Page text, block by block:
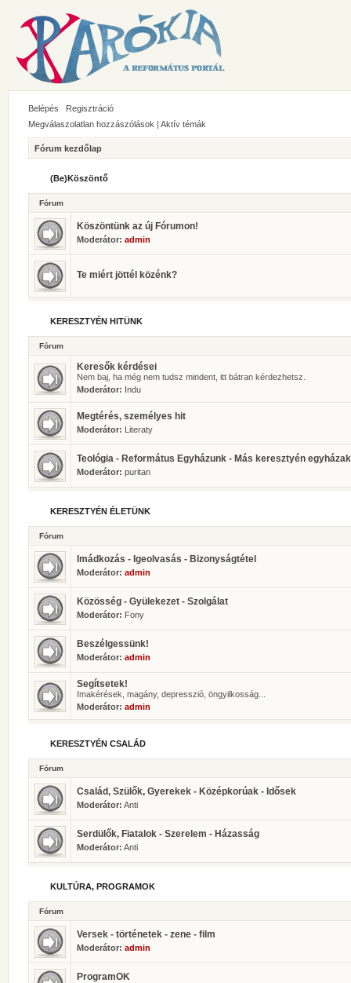
Belépés
Regisztráció
Megválaszolatlan hozzászólások | Aktív témák
Fórum kezdőlap
(Be)Köszöntő
Fórum
Köszöntünk az új Fórumon!
Moderátor: admin
Te miért jöttél közénk?
KERESZTYÉN HITÜNK
Fórum
Keresők kérdései
Nem baj, ha még nem tudsz mindent, itt bátran kérdezhetsz.
Moderátor: Indu
Megtérés, személyes hit
Moderátor: Literaty
Teológia - Református Egyházunk - Más keresztyén egyházak
Moderátor: puritan
KERESZTYÉN ÉLETÜNK
Fórum
Imádkozás - Igeolvasás - Bizonyságtétel
Moderátor: admin
Közösség - Gyülekezet - Szolgálat
Moderátor: Fony
Beszélgessünk!
Moderátor: admin
Segítsetek!
Imakérések, magány, depresszió, öngyilkosság...
Moderátor: admin
KERESZTYÉN CSALÁD
Fórum
Család, Szülők, Gyerekek - Középkorúak - Idősek
Moderátor: Anti
Serdülők, Fiatalok - Szerelem - Házasság
Moderátor: Anti
KULTÚRA, PROGRAMOK
Fórum
Versek - történetek - zene - film
Moderátor: admin
ProgramOK